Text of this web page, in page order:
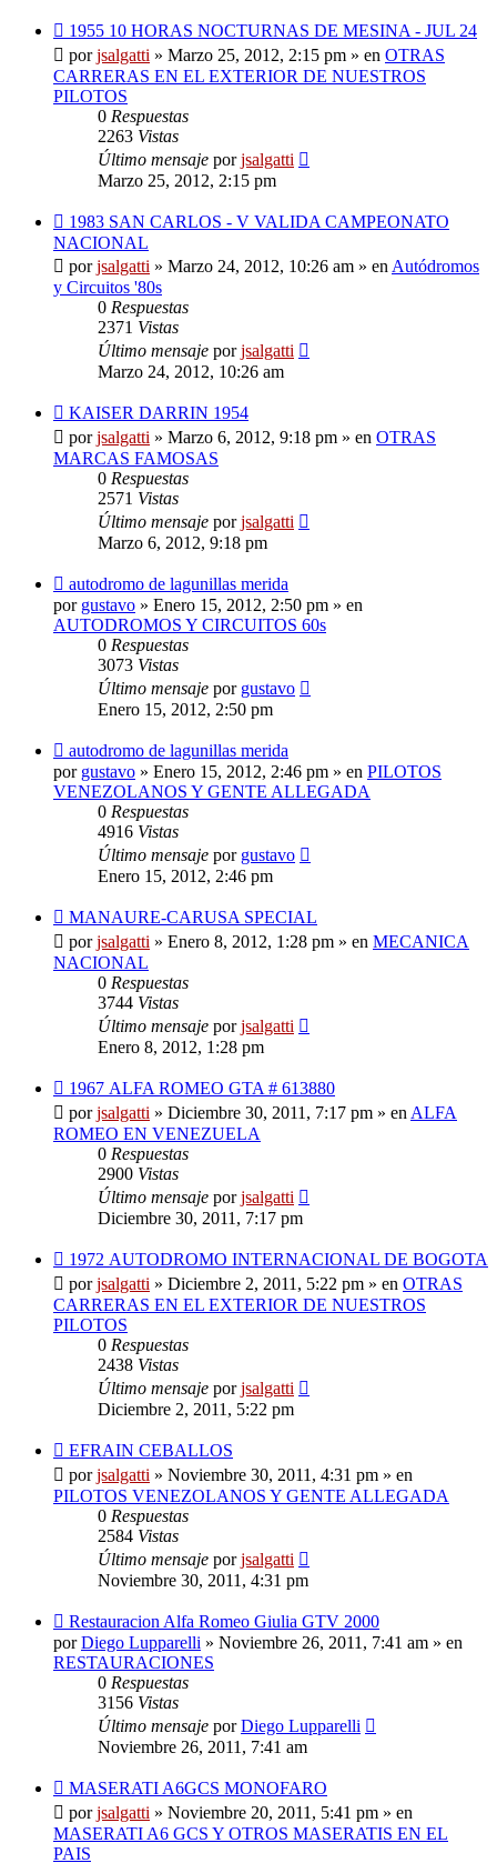
Nuevo
mensaje
1955 10 HORAS NOCTURNAS DE MESINA - JUL 24
porjsalgatti » Marzo 25, 2012, 2:15 pm » en OTRAS
CARRERAS EN EL EXTERIOR DE NUESTROS
PILOTOS
0 Respuestas
2263 Vistas
Último mensaje porjsalgatti
Marzo 25, 2012, 2:15 pm
Nuevo
mensaje
1983 SAN CARLOS - V VALIDA CAMPEONATO
NACIONAL
porjsalgatti » Marzo 24, 2012, 10:26 am » en Autódromos
y Circuitos '80s
0 Respuestas
2371 Vistas
Último mensaje porjsalgatti
Marzo 24, 2012, 10:26 am
Nuevo
mensaje
KAISER DARRIN 1954
porjsalgatti » Marzo 6, 2012, 9:18 pm » en OTRAS
MARCAS FAMOSAS
0 Respuestas
2571 Vistas
Último mensaje porjsalgatti
Marzo 6, 2012, 9:18 pm
Nuevo
mensaje
autodromo de lagunillas merida
por gustavo » Enero 15, 2012, 2:50 pm » en
AUTODROMOS Y CIRCUITOS 60s
0 Respuestas
3073 Vistas
Último mensaje por gustavo
Enero 15, 2012, 2:50 pm
Nuevo
mensaje
autodromo de lagunillas merida
por gustavo » Enero 15, 2012, 2:46 pm » en PILOTOS
VENEZOLANOS Y GENTE ALLEGADA
0 Respuestas
4916 Vistas
Último mensaje por gustavo
Enero 15, 2012, 2:46 pm
Nuevo
mensaje
MANAURE-CARUSA SPECIAL
porjsalgatti » Enero 8, 2012, 1:28 pm » en MECANICA
NACIONAL
0 Respuestas
3744 Vistas
Último mensaje porjsalgatti
Enero 8, 2012, 1:28 pm
Nuevo
mensaje
1967 ALFA ROMEO GTA # 613880
porjsalgatti » Diciembre 30, 2011, 7:17 pm » en ALFA
ROMEO EN VENEZUELA
0 Respuestas
2900 Vistas
Último mensaje porjsalgatti
Diciembre 30, 2011, 7:17 pm
Nuevo
mensaje
1972 AUTODROMO INTERNACIONAL DE BOGOTA
porjsalgatti » Diciembre 2, 2011, 5:22 pm » en OTRAS
CARRERAS EN EL EXTERIOR DE NUESTROS
PILOTOS
0 Respuestas
2438 Vistas
Último mensaje porjsalgatti
Diciembre 2, 2011, 5:22 pm
Nuevo
mensaje
EFRAIN CEBALLOS
porjsalgatti » Noviembre 30, 2011, 4:31 pm » en
PILOTOS VENEZOLANOS Y GENTE ALLEGADA
0 Respuestas
2584 Vistas
Último mensaje porjsalgatti
Noviembre 30, 2011, 4:31 pm
Nuevo
mensaje
Restauracion Alfa Romeo Giulia GTV 2000
porDiego Lupparelli » Noviembre 26, 2011, 7:41 am » en
RESTAURACIONES
0 Respuestas
3156 Vistas
Último mensaje porDiego Lupparelli
Noviembre 26, 2011, 7:41 am
Nuevo
mensaje
MASERATI A6GCS MONOFARO
porjsalgatti » Noviembre 20, 2011, 5:41 pm » en
MASERATI A6 GCS Y OTROS MASERATIS EN EL
PAIS